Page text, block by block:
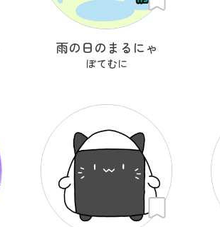
雨の日のまるにゃ
ぽてむに